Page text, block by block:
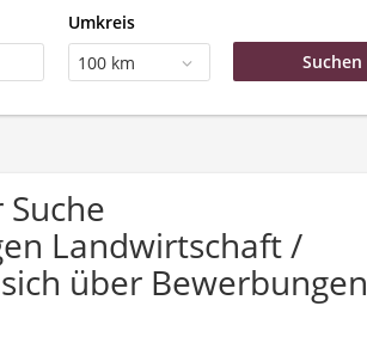
Umkreis
100 km
Landwirtschaft /
über Bewerbungen